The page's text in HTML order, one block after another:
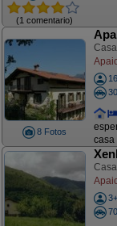
(1 comentario)
8 Fotos
casa